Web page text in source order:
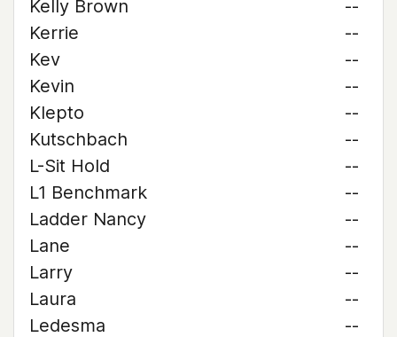
Kelly Brown
--
Kerrie
--
Kev
--
Kevin
--
Klepto
--
Kutschbach
--
L-Sit Hold
--
L1 Benchmark
--
Ladder Nancy
--
Lane
--
Larry
--
Laura
--
Ledesma
--